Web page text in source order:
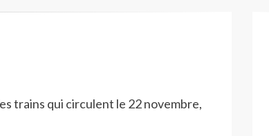
trains qui circulent le 22 novembre,